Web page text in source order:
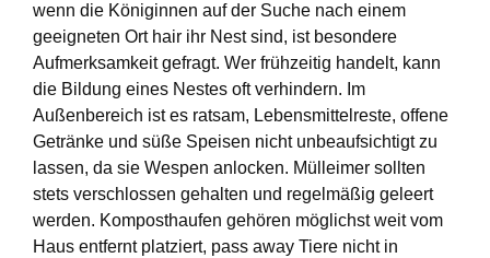
wenn die Königinnen auf der Suche nach einem
geeigneten Ort hair ihr Nest sind, ist besondere
Aufmerksamkeit gefragt. Wer frühzeitig handelt, kann
die Bildung eines Nestes oft verhindern. Im
Außenbereich ist es ratsam, Lebensmittelreste, offene
Getränke und süße Speisen nicht unbeaufsichtigt zu
lassen, da sie Wespen anlocken. Mülleimer sollten
stets verschlossen gehalten und regelmäßig geleert
werden. Komposthaufen gehören möglichst weit vom
Haus entfernt platziert, pass away Tiere nicht in